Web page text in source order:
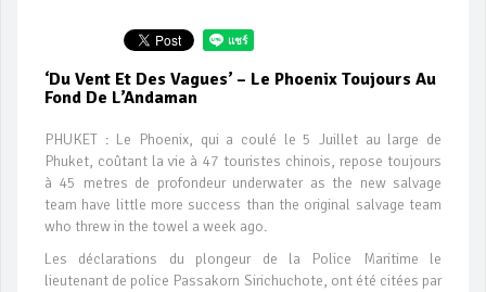
‘Du Vent Et Des Vagues’ – Le Phoenix Toujours Au
Fond De L’Andaman
PHUKET : Le Phoenix, qui a coulé le 5 Juillet au large de
Phuket, coûtant la vie à 47 touristes chinois, repose toujours
à 45 metres de profondeur underwater as the new salvage
team have little more success than the original salvage team
who threw in the towel a week ago.
Les déclarations du plongeur de la Police Maritime le
lieutenant de police Passakorn Sirichuchote, ont été citées par